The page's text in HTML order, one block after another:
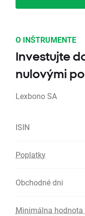
O INŠTRUMENTE
Investujte
nulovými
Lexbono SA
ISIN
Poplatky
Obchodné dni
Minimálna